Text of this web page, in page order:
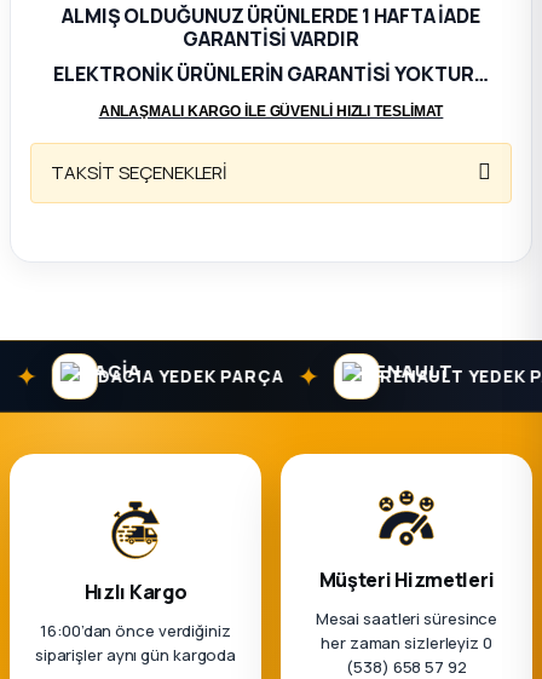
Parça
Parça
ALMIŞ OLDUĞUNUZ ÜRÜNLERDE 1 HAFTA İADE
GARANTİSİ VARDIR
ELEKTRONİK ÜRÜNLERİN GARANTİSİ YOKTUR…
ANLAŞMALI KARGO İLE GÜVENLİ HIZLI TESLİMAT
TAKSİT SEÇENEKLERİ
DACIA YEDEK PARÇA ✦ RENAULT YEDEK
Hızlı Kargo
16:00’dan önce verdiğiniz
siparişler aynı gün kargoda
Müşteri Hizmetleri
Mesai saatleri süresince
her zaman sizlerleyiz 0
(538) 658 57 92